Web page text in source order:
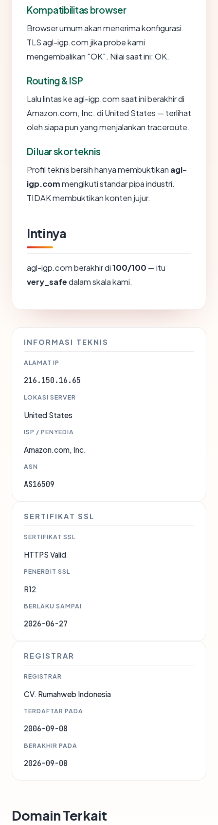
Kompatibilitas browser
Browser umum akan menerima konfigurasi
TLS agl-igp.com jika probe kami
mengembalikan "OK". Nilai saat ini: OK.
Routing & ISP
Lalu lintas ke agl-igp.com saat ini berakhir di
Amazon.com, Inc. di United States — terlihat
oleh siapa pun yang menjalankan traceroute.
Di luar skor teknis
Profil teknis bersih hanya membuktikan agl-
igp.commengikuti standar pipa industri.
TIDAK membuktikan konten jujur.
Intinya
agl-igp.com berakhir di100/100 — itu
very_safedalam skala kami.
INFORMASI TEKNIS
ALAMAT IP
216.150.16.65
LOKASI SERVER
United States
ISP / PENYEDIA
Amazon.com, Inc.
ASN
AS16509
SERTIFIKAT SSL
SERTIFIKAT SSL
HTTPS Valid
PENERBIT SSL
R12
BERLAKU SAMPAI
2026-06-27
REGISTRAR
REGISTRAR
CV. Rumahweb Indonesia
TERDAFTAR PADA
2006-09-08
BERAKHIR PADA
2026-09-08
Domain Terkait